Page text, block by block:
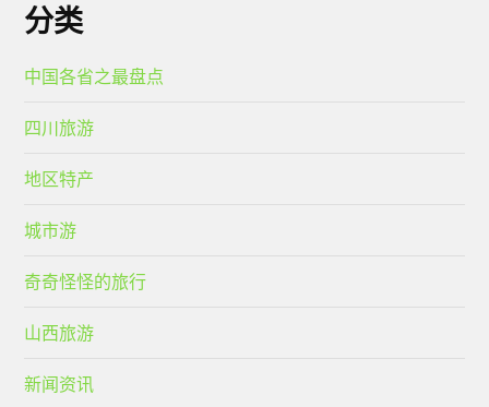
分类
中国各省之最盘点
四川旅游
地区特产
城市游
奇奇怪怪的旅行
山西旅游
新闻资讯